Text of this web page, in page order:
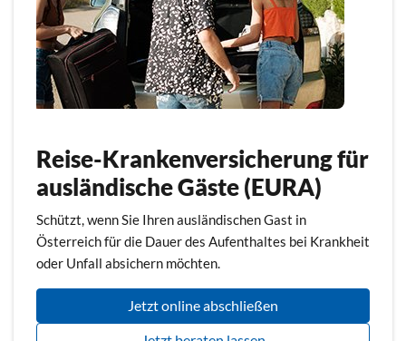
Reise-Krankenversicherung für
ausländische Gäste (EURA)
Schützt, wenn Sie Ihren ausländischen Gast in
Österreich für die Dauer des Aufenthaltes bei Krankheit
oder Unfall absichern möchten.
Jetzt online abschließen